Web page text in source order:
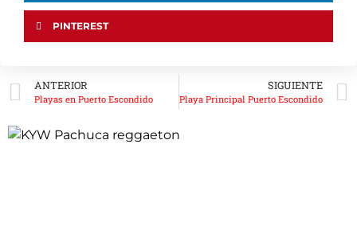
PINTEREST
ANTERIOR
Playas en Puerto Escondido
SIGUIENTE
Playa Principal Puerto Escondido